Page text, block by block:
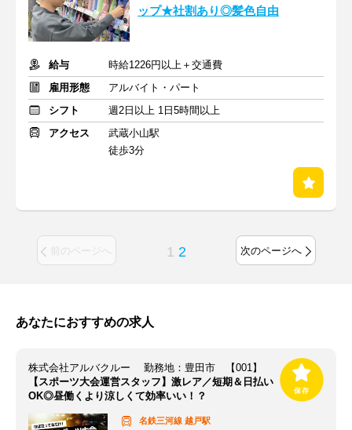
ップ★社割あり◎髪色自由
給与
時給1226円以上＋交通費
雇用形態
アルバイト・パート
シフト
週2日以上 1日5時間以上
アクセス
武蔵小山駅
徒歩3分
前のページへ 1 2 次のページへ
あなたにおすすめの求人
株式会社アルバクルー 勤務地：豊田市 【001】
【スポーツ大会運営スタッフ】激レア／短期＆日払い
OK◎昼働くより涼しくて効率いい！？
名鉄三河線 越戸駅